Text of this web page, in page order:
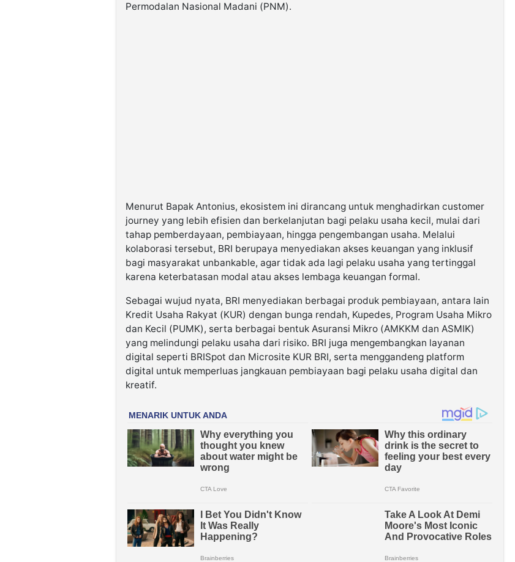
Permodalan Nasional Madani (PNM).
Menurut Bapak Antonius, ekosistem ini dirancang untuk menghadirkan customer
journey yang lebih efisien dan berkelanjutan bagi pelaku usaha kecil, mulai dari
tahap pemberdayaan, pembiayaan, hingga pengembangan usaha. Melalui
kolaborasi tersebut, BRI berupaya menyediakan akses keuangan yang inklusif
bagi masyarakat unbankable, agar tidak ada lagi pelaku usaha yang tertinggal
karena keterbatasan modal atau akses lembaga keuangan formal.
Sebagai wujud nyata, BRI menyediakan berbagai produk pembiayaan, antara lain
Kredit Usaha Rakyat (KUR) dengan bunga rendah, Kupedes, Program Usaha Mikro
dan Kecil (PUMK), serta berbagai bentuk Asuransi Mikro (AMKKM dan ASMIK)
yang melindungi pelaku usaha dari risiko. BRI juga mengembangkan layanan
digital seperti BRISpot dan Microsite KUR BRI, serta menggandeng platform
digital untuk memperluas jangkauan pembiayaan bagi pelaku usaha digital dan
kreatif.